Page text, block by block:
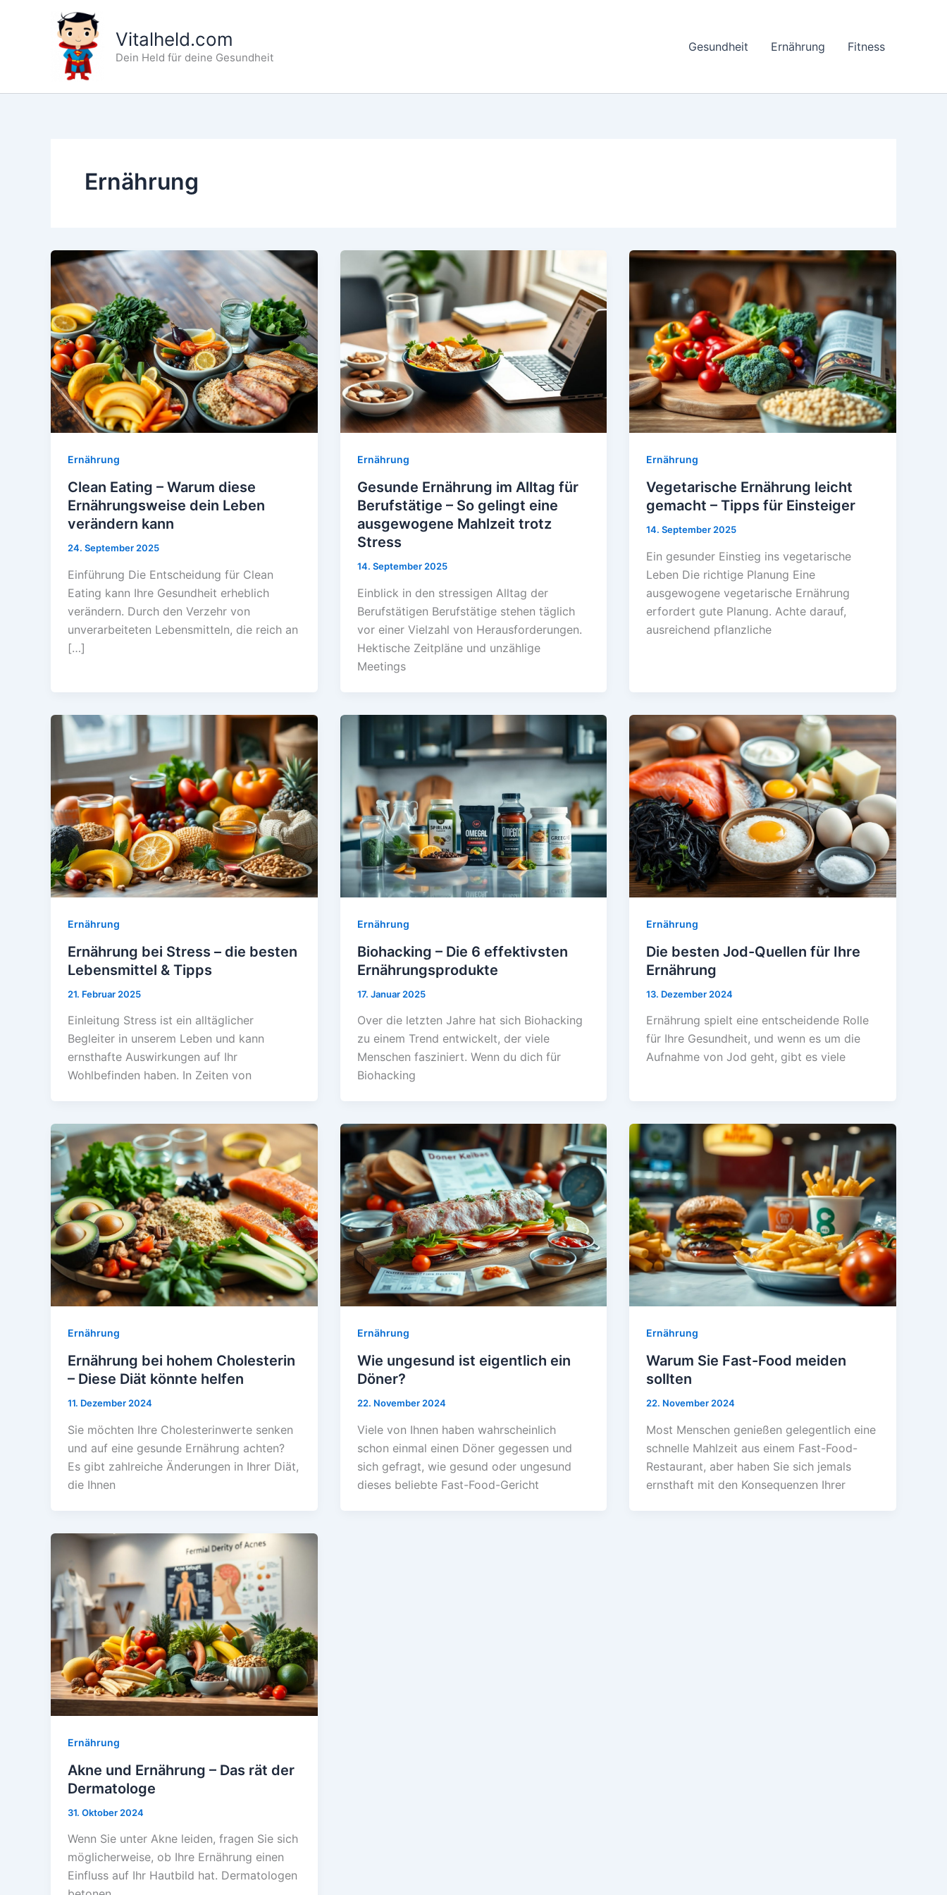
Vitalheld.com
Dein Held für deine Gesundheit
Gesundheit Ernährung Fitness
Ernährung
Ernährung
Clean Eating – Warum diese
Ernährungsweise dein Leben
verändern kann
24. September 2025
Einführung Die Entscheidung für Clean
Eating kann Ihre Gesundheit erheblich
verändern. Durch den Verzehr von
unverarbeiteten Lebensmitteln, die reich an
[…]
Ernährung
Gesunde Ernährung im Alltag für
Berufstätige – So gelingt eine
ausgewogene Mahlzeit trotz
Stress
14. September 2025
Einblick in den stressigen Alltag der
Berufstätigen Berufstätige stehen täglich
vor einer Vielzahl von Herausforderungen.
Hektische Zeitpläne und unzählige
Meetings
Ernährung
Vegetarische Ernährung leicht
gemacht – Tipps für Einsteiger
14. September 2025
Ein gesunder Einstieg ins vegetarische
Leben Die richtige Planung Eine
ausgewogene vegetarische Ernährung
erfordert gute Planung. Achte darauf,
ausreichend pflanzliche
Ernährung
Ernährung bei Stress – die besten
Lebensmittel & Tipps
21. Februar 2025
Einleitung Stress ist ein alltäglicher
Begleiter in unserem Leben und kann
ernsthafte Auswirkungen auf Ihr
Wohlbefinden haben. In Zeiten von
Ernährung
Biohacking – Die 6 effektivsten
Ernährungsprodukte
17. Januar 2025
Over die letzten Jahre hat sich Biohacking
zu einem Trend entwickelt, der viele
Menschen fasziniert. Wenn du dich für
Biohacking
Ernährung
Die besten Jod-Quellen für Ihre
Ernährung
13. Dezember 2024
Ernährung spielt eine entscheidende Rolle
für Ihre Gesundheit, und wenn es um die
Aufnahme von Jod geht, gibt es viele
Ernährung
Ernährung bei hohem Cholesterin
– Diese Diät könnte helfen
11. Dezember 2024
Sie möchten Ihre Cholesterinwerte senken
und auf eine gesunde Ernährung achten?
Es gibt zahlreiche Änderungen in Ihrer Diät,
die Ihnen
Ernährung
Wie ungesund ist eigentlich ein
Döner?
22. November 2024
Viele von Ihnen haben wahrscheinlich
schon einmal einen Döner gegessen und
sich gefragt, wie gesund oder ungesund
dieses beliebte Fast-Food-Gericht
Ernährung
Warum Sie Fast-Food meiden
sollten
22. November 2024
Most Menschen genießen gelegentlich eine
schnelle Mahlzeit aus einem Fast-Food-
Restaurant, aber haben Sie sich jemals
ernsthaft mit den Konsequenzen Ihrer
Ernährung
Akne und Ernährung – Das rät der
Dermatologe
31. Oktober 2024
Wenn Sie unter Akne leiden, fragen Sie sich
möglicherweise, ob Ihre Ernährung einen
Einfluss auf Ihr Hautbild hat. Dermatologen